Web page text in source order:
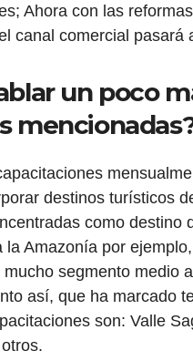
Ahora con las
canal comercial pasará
un poco
destinos turísticos
como destino
la Amazonía por
segmento medio
así, que ha marcado
son: Valle